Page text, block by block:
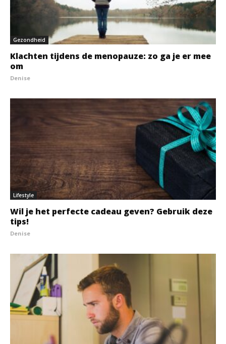
Gezondheid
Klachten tijdens de menopauze: zo ga je er mee
om
Denise
Lifestyle
Wil je het perfecte cadeau geven? Gebruik deze
tips!
Denise